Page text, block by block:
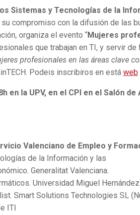
Sistemas y Tecnologías de la
su compromiso con la difusión de las
organiza el evento “Mujeres
que trabajan en TI, y servir de
profesionales en las áreas clave
Podeis inscribiros en está web
en la UPV, en el CPI en el Salón de
Valenciano de Empleo y
de la Información y las
Generalitat Valenciana.
Universidad Miguel Hernández
Smart Solutions Technologies SL
ITI